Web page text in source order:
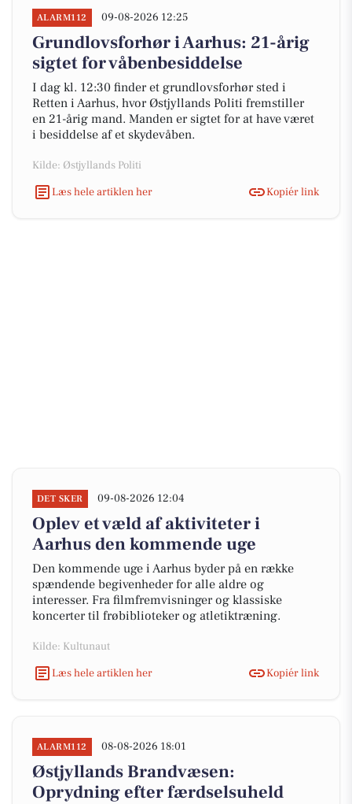
ALARM112 09-08-2026 12:25
Grundlovsforhør i Aarhus: 21-årig
sigtet for våbenbesiddelse
I dag kl. 12:30 finder et grundlovsforhør sted i
Retten i Aarhus, hvor Østjyllands Politi fremstiller
en 21-årig mand. Manden er sigtet for at have været
i besiddelse af et skydevåben.
Kilde: Østjyllands Politi
Læs hele artiklen her
Kopiér link
DET SKER 09-08-2026 12:04
Oplev et væld af aktiviteter i
Aarhus den kommende uge
Den kommende uge i Aarhus byder på en række
spændende begivenheder for alle aldre og
interesser. Fra filmfremvisninger og klassiske
koncerter til frøbiblioteker og atletiktræning.
Kilde: Kultunaut
Læs hele artiklen her
Kopiér link
ALARM112 08-08-2026 18:01
Østjyllands Brandvæsen:
Oprydning efter færdselsuheld